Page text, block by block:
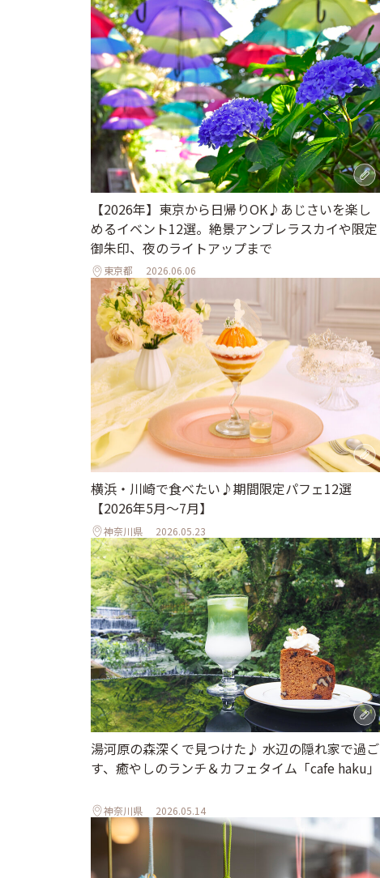
【2026年】東京から日帰りOK♪あじさいを楽し
めるイベント12選。絶景アンブレラスカイや限定
御朱印、夜のライトアップまで
東京都 2026.06.06
横浜・川崎で食べたい♪期間限定パフェ12選
【2026年5月～7月】
神奈川県 2026.05.23
湯河原の森深くで見つけた♪ 水辺の隠れ家で過ご
す、癒やしのランチ＆カフェタイム「cafe haku」
神奈川県 2026.05.14